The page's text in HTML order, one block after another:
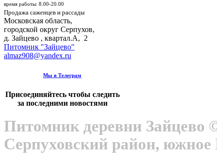
время работы: 8.00-20.00
Продажа саженцев и рассады
Московская область,
городской округ Серпухов,
д. Зайцево , квартал.А, 2
Питомник "Зайцево"
almaz908@yandex.ru
Мы в Телеграм
Присоединяйтесь чтобы следить
за последними новостями
Питомник деревни Зайцево
Серпуховский район, южное